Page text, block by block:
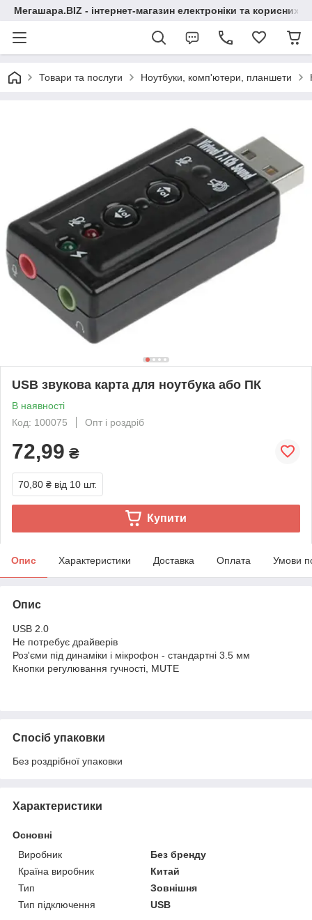
Мегашара.BIZ - інтернет-магазин електроніки та корисних
Товари та послуги Ноутбуки, комп'ютери, планшети
USB звукова карта для ноутбука або ПК
В наявності
Код: 100075
Опт і роздріб
72,99 ₴
70,80 ₴ від 10 шт.
Купити
Опис Характеристики Доставка Оплата Умови
Опис
USB 2.0
Не потребує драйверів
Роз'єми під динаміки і мікрофон - стандартні 3.5 мм
Кнопки регулювання гучності, MUTE
Спосіб упаковки
Без роздрібної упаковки
Характеристики
Основні
Виробник
Без бренду
Країна виробник
Китай
Тип
Зовнішня
Тип підключення
USB